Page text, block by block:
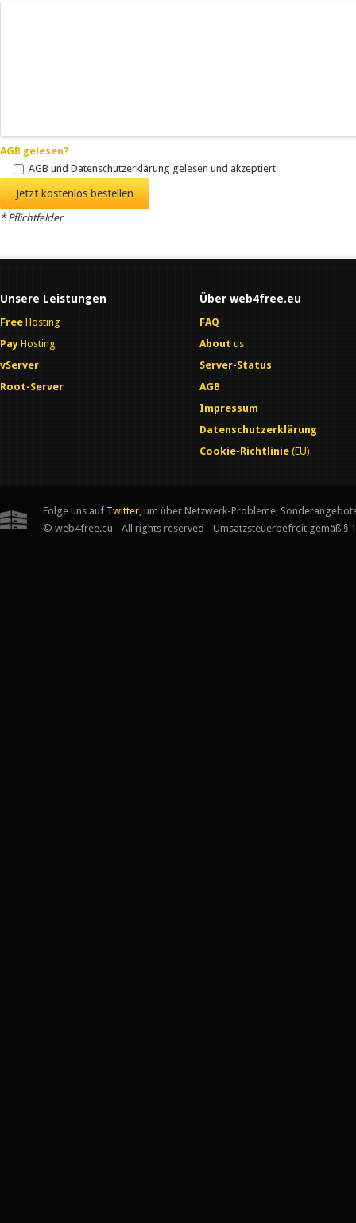
AGB gelesen?
AGB und Datenschutzerklärung gelesen und akzeptiert
* Pflichtfelder
Unsere Leistungen
Free Hosting
Pay Hosting
vServer
Root-Server
Über web4free.eu
FAQ
About us
Server-Status
AGB
Impressum
Datenschutzerklärung
Cookie-Richtlinie (EU)
Folge uns auf Twitter, um über Netzwerk-Probleme,
© web4free.eu - All rights reserved - Umsatzsteuerbefreit gemäß §